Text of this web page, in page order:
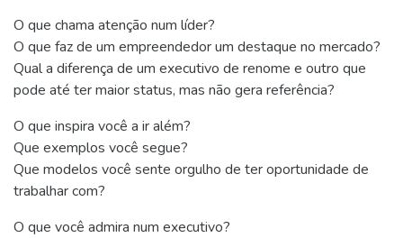
O que chama atenção num líder?
O que faz de um empreendedor um destaque no mercado?
Qual a diferença de um executivo de renome e outro que
pode até ter maior status, mas não gera referência?
O que inspira você a ir além?
Que exemplos você segue?
Que modelos você sente orgulho de ter oportunidade de
trabalhar com?
O que você admira num executivo?